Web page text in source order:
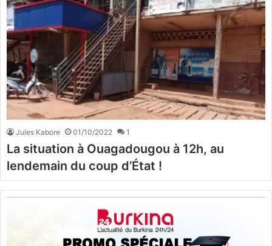
Jules Kabore 01/10/2022 1
La situation à Ouagadougou à 12h, au
lendemain du coup d’État !